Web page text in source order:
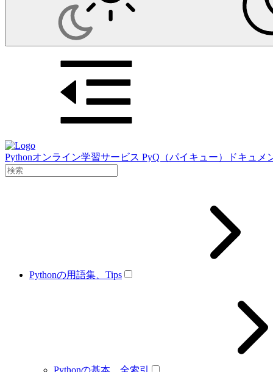
Pythonオンライン学習サービス PyQ（パイキュー）ドキュメ
Pythonの用語集、Tips
Pythonの基本、全索引